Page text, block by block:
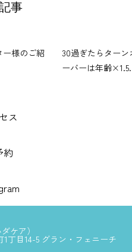
事
ー様のご紹
30過ぎたらターン
ーバーは年齢×1.5
ス
約
ケア）
丁目14-5 グラン・フェニーチ